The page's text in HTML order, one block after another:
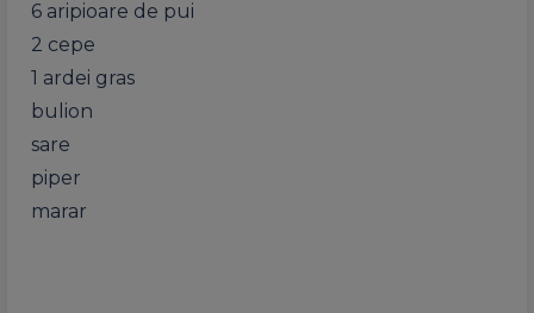
6 aripioare de pui
2 cepe
1 ardei gras
bulion
sare
piper
marar